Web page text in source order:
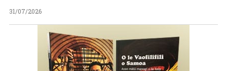
31/07/2026